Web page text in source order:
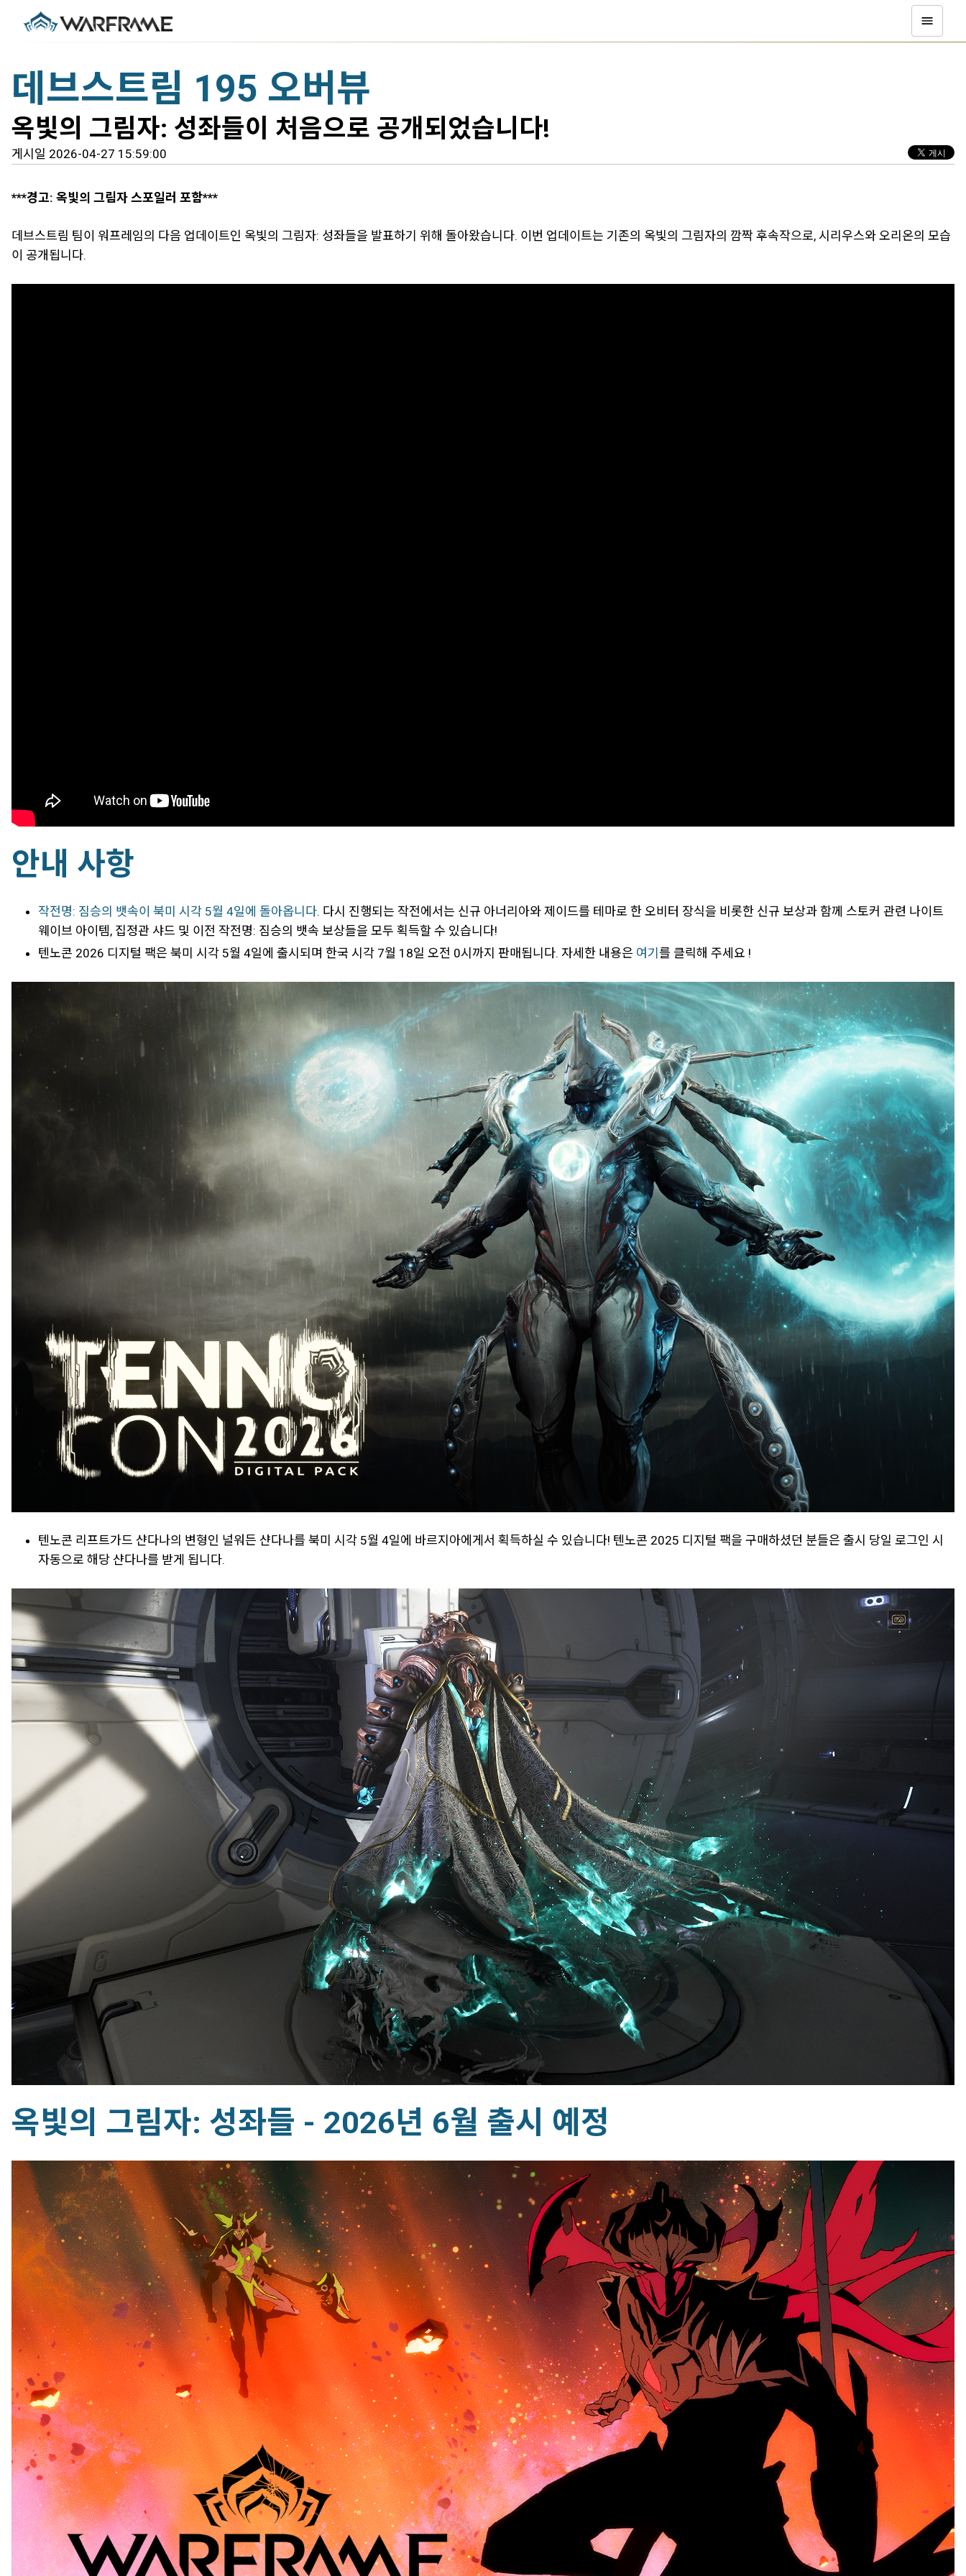
데브스트림 195 오버뷰
옥빛의 그림자: 성좌들이 처음으로 공개되었습니다!
게시일 2026-04-27 15:59:00
***경고: 옥빛의 그림자 스포일러 포함***
데브스트림 팀이 워프레임의 다음 업데이트인 옥빛의 그림자: 성좌들을 발표하기 위해 돌아왔습니다. 이번 업데이트는 기존의 옥빛의 그림자의 깜짝 후속작으로, 시리우스와 오리온의 모습
이 공개됩니다.
안내 사항
작전명: 짐승의 뱃속이 북미 시각 5월 4일에 돌아옵니다. 다시 진행되는 작전에서는 신규 아너리아와 제이드를 테마로 한 오비터 장식을 비롯한 신규 보상과 함께 스토커 관련 나이트
웨이브 아이템, 집정관 샤드 및 이전 작전명: 짐승의 뱃속 보상들을 모두 획득할 수 있습니다!
텐노콘 2026 디지털 팩은 북미 시각 5월 4일에 출시되며 한국 시각 7월 18일 오전 0시까지 판매됩니다. 자세한 내용은 여기를 클릭해 주세요 !
텐노콘 리프트가드 샨다나의 변형인 널워든 샨다나를 북미 시각 5월 4일에 바르지아에게서 획득하실 수 있습니다! 텐노콘 2025 디지털 팩을 구매하셨던 분들은 출시 당일 로그인 시
자동으로 해당 샨다나를 받게 됩니다.
옥빛의 그림자: 성좌들 - 2026년 6월 출시 예정